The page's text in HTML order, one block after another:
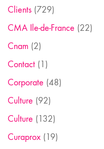
Clients (729)
CMA Ile-de-France (22)
Cnam (2)
Contact (1)
Corporate (48)
Culture (92)
Culture (132)
Curaprox (19)